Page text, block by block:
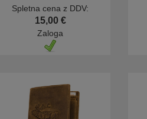
Spletna cena z DDV:
15,00 €
Zaloga